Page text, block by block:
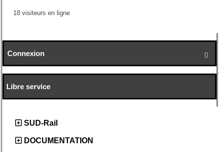
18 visiteurs en ligne

Connexion
Libre service
SUD-Rail
DOCUMENTATION